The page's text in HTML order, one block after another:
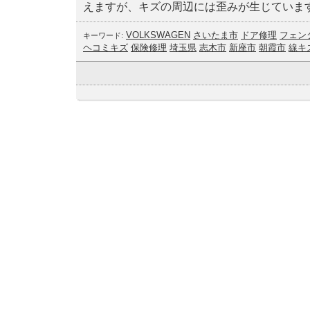
えますが、キズの周辺には歪みが生じていま
キーワード: VOLKSWAGEN さいたま市 ドア修理 フェン
ヘコミキズ 保険修理 埼玉県 志木市 新座市 朝霞市 線キ